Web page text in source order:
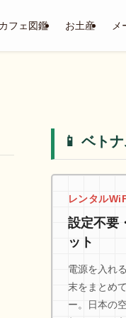
フェ図鑑 お土産 メ
📱 ベト
レンタル
設定不要
ット
電源を入れ
末をまとめ
ー。日本の